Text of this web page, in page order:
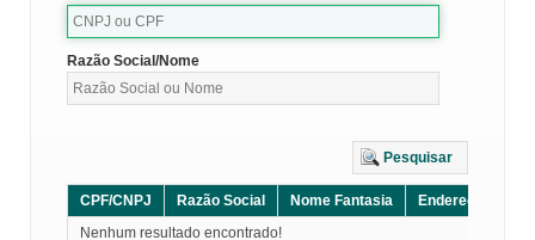
Razão Social/Nome
Pesquisar
CPF/CNPJ Razão Social Nome Fantasia Endereço
Nenhum resultado encontrado!